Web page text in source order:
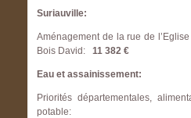
Suriauville:
Aménagement de la rue de
Bois David:
11 382 €
Eau et assainissement:
Priorités départementales,
potable: